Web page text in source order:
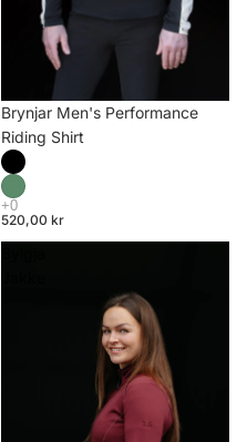
Brynjar Men's Performance
Riding Shirt
520,00 kr